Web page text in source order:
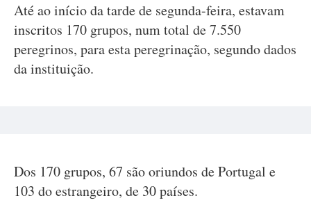
Até ao início da tarde de segunda-feira, estavam
inscritos 170 grupos, num total de 7.550
peregrinos, para esta peregrinação, segundo dados
da instituição.
Dos 170 grupos, 67 são oriundos de Portugal e
103 do estrangeiro, de 30 países.